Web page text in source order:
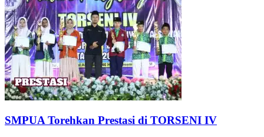
SMPUA Torehkan Prestasi di TORSENI IV